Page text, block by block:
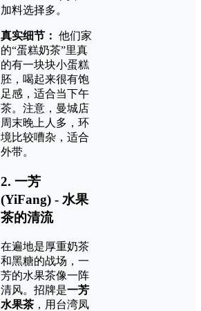
加料选择多。
真实细节： 他们家
的“蛋糕奶茶”里真
的有一块块小蛋糕
胚，喝起来很有饱
足感，适合当下午
茶。注意，曼城店
周末晚上人多，环
境比较嘈杂，适合
外带。
2. 一芳
(YiFang) - 水果
茶的清流
在遍地是厚重奶茶
和黑糖的战场，一
芳的水果茶像一阵
清风。招牌是一芳
水果茶 ，用台湾凤